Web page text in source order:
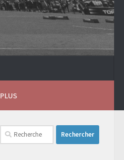
PLUS
Rechercher :